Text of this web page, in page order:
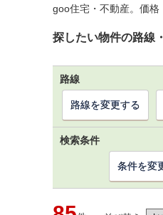
goo住宅・不動産。価格
探したい物件の路線
路線
路線を変更する
検索条件
条件を変